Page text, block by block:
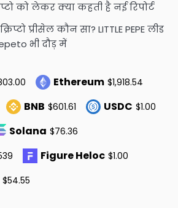
को लेकर क्या कहती है नई रिपोर्ट
प्रीसेल कौन सा? LITTLE PEPE लीड
भी दौड़ में
Ethereum $1,918.54
BNB $601.61 USDC $1.00
Solana $76.36
Figure Heloc $1.00
$54.55